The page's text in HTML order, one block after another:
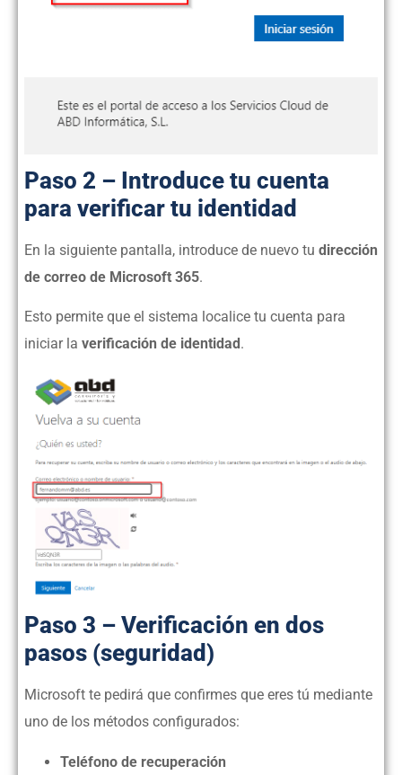
Paso 2 – Introduce tu cuenta
para verificar tu identidad
En la siguiente pantalla, introduce de nuevo tu dirección
de correo de Microsoft 365.
Esto permite que el sistema localice tu cuenta para
iniciar la verificación de identidad .
Paso 3 – Verificación en dos
pasos (seguridad)
Microsoft te pedirá que confirmes que eres tú mediante
uno de los métodos configurados:
Teléfono de recuperación